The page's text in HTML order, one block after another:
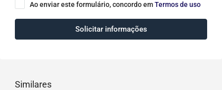
Ao enviar este formulário, concordo emTermos de uso
Solicitar informações
Similares